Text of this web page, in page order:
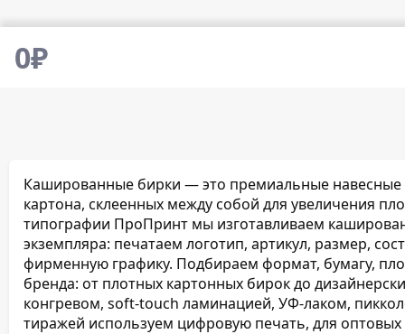
0₽
Кашированные бирки — это премиальные навесные
картона, склеенных между собой для увеличения
типографии ПроПринт мы изготавливаем
экземпляра: печатаем логотип, артикул, размер,
фирменную графику. Подбираем формат, бумагу,
бренда: от плотных картонных бирок до
конгревом, soft-touch ламинацией, УФ-лаком,
тиражей используем цифровую печать, для